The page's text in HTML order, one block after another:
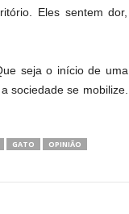
Eles sentem dor,
seja o início de uma
sociedade se mobilize.
GATO
OPINIÃO